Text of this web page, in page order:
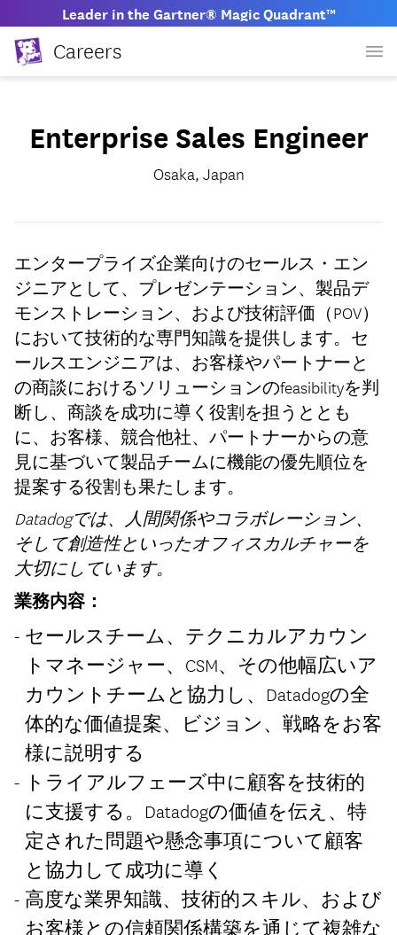
Leader in the Gartner® Magic Quadrant™
Careers
Enterprise Sales Engineer
Osaka, Japan
エンタープライズ企業向けのセールス・エン
ジニアとして、プレゼンテーション、製品デ
モンストレーション、および技術評価（POV）
において技術的な専門知識を提供します。セ
ールスエンジニアは、お客様やパートナーと
の商談におけるソリューションのfeasibilityを判
断し、商談を成功に導く役割を担うととも
に、お客様、競合他社、パートナーからの意
見に基づいて製品チームに機能の優先順位を
提案する役割も果たします。
Datadogでは、人間関係やコラボレーション、
そして創造性といったオフィスカルチャーを
大切にしています。
業務内容：
セールスチーム、テクニカルアカウン
トマネージャー、CSM、その他幅広いア
カウントチームと協力し、Datadogの全
体的な価値提案、ビジョン、戦略をお客
様に説明する
トライアルフェーズ中に顧客を技術的
に支援する。Datadogの価値を伝え、特
定された問題や懸念事項について顧客
と協力して成功に導く
高度な業界知識、技術的スキル、および
お客様との信頼関係構築を通じて複雑な